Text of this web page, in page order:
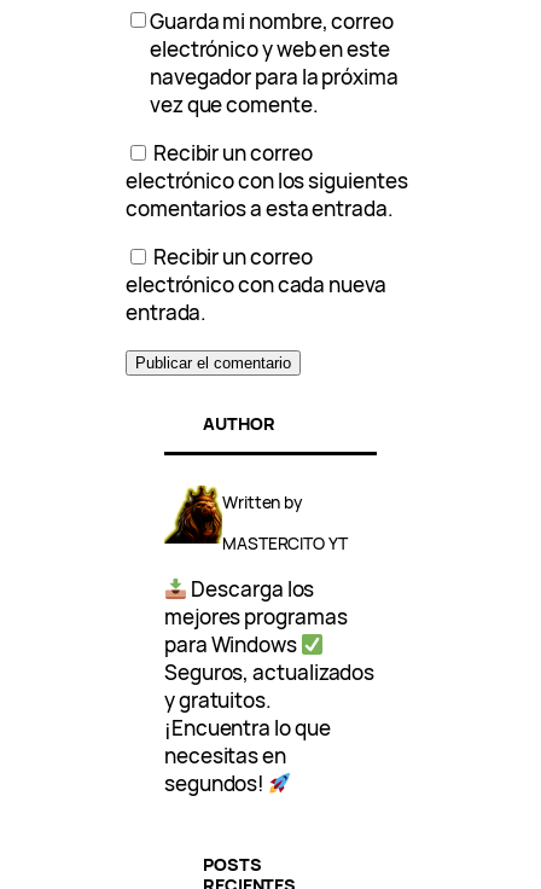
Guarda mi nombre, correo
electrónico y web en este
navegador para la próxima
vez que comente.
Recibir un correo
electrónico con los siguientes
comentarios a esta entrada.
Recibir un correo
electrónico con cada nueva
entrada.
AUTHOR
Written by
MASTERCITO YT
Descarga los
mejores programas
para Windows
Seguros, actualizados
y gratuitos.
¡Encuentra lo que
necesitas en
segundos!
POSTS
RECIENTES